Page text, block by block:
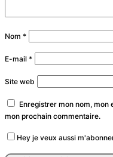
Nom *
E-mail *
Site web
Enregistrer mon nom,
mon prochain commentaire.
Hey je veux aussi